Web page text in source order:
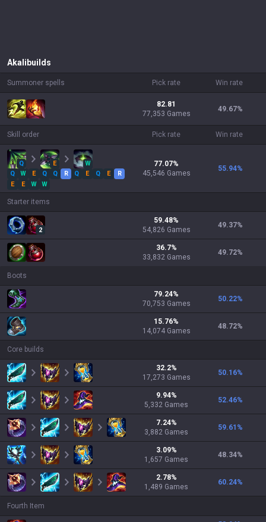
Akali builds
Summoner spells Pick rate Win rate
82.81
77,353 Games
49.67%
Skill order Pick rate Win rate
Q E
W
Q
W E Q Q R Q E Q E
R
E
E W W
77.07%
45,546 Games
55.94%
Starter items
2
59.48%
54,826 Games
49.37%
36.7%
33,832 Games
49.72%
Boots
79.24%
70,753 Games
50.22%
15.76%
14,074 Games
48.72%
Core builds
32.2%
17,273 Games
50.16%
9.94%
5,332 Games
52.46%
7.24%
3,882 Games
59.61 %
3.09%
1,657 Games
48.34%
2.78%
1,489 Games
60.24%
Fourth Item